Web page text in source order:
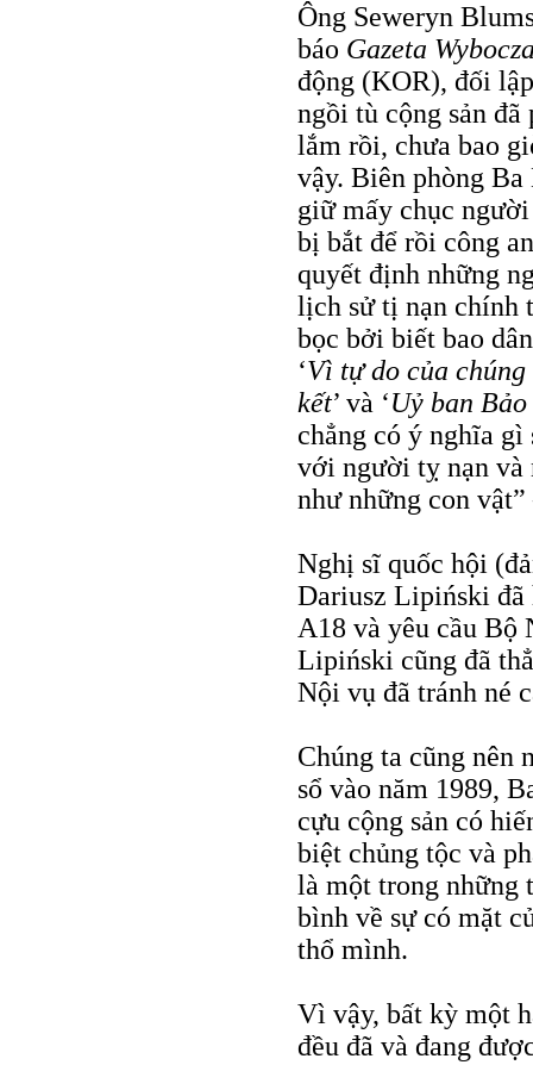
Ông Seweryn
báo Gazeta
động (KOR), đối
ngồi tù cộng sản đã
lắm rồi, chưa bao
vậy. Biên phòng
giữ mấy chục
bị bắt để rồi công
quyết định những
lịch sử tị nạn chính
bọc bởi biết bao
‘Vì tự do của
kết’ và ‘Uỷ ban
chẳng có ý nghĩa
với người tỵ nạn và
như những con
Nghị sĩ quốc hội
Dariusz Lipiński đã
A18 và yêu cầu Bộ
Lipiński cũng đã
Nội vụ đã tránh né
Chúng ta cũng nên
sổ vào năm 1989,
cựu cộng sản có
biệt chủng tộc và
là một trong những
bình về sự có mặt
thổ mình.
Vì vậy, bất kỳ một
đều đã và đang